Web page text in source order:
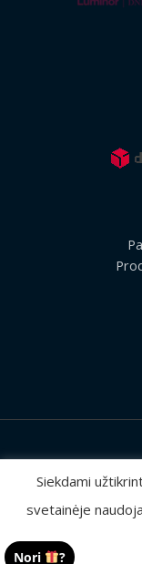
2026 ©
Siekdami
svetainėje
Nori ?